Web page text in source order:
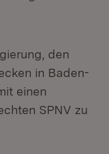
den
in Baden-
einen
SPNV zu